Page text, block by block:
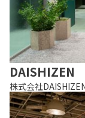
DAISHIZEN
株式会社